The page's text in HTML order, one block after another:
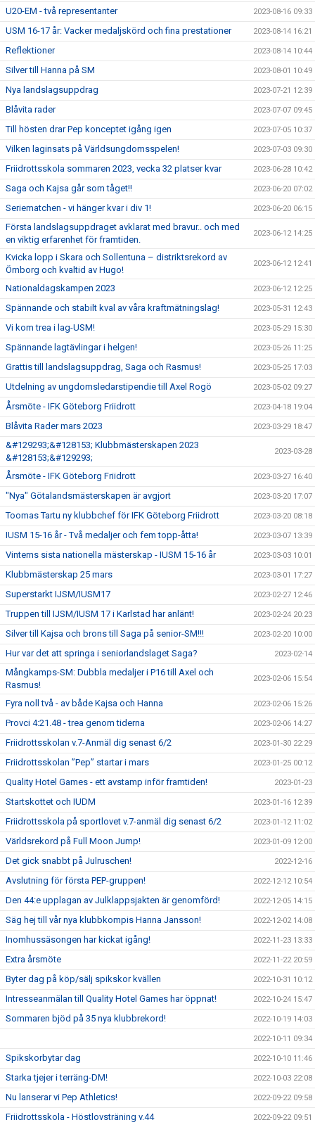
U20-EM - två representanter 2023-08-16 09:33
USM 16-17 år: Vacker medaljskörd och fina prestationer 2023-08-14 16:21
Reflektioner 2023-08-14 10:44
Silver till Hanna på SM 2023-08-01 10:49
Nya landslagsuppdrag 2023-07-21 12:39
Blåvita rader 2023-07-07 09:45
Till hösten drar Pep konceptet igång igen 2023-07-05 10:37
Vilken laginsats på Världsungdomsspelen! 2023-07-03 09:30
Friidrottsskola sommaren 2023, vecka 32 platser kvar 2023-06-28 10:42
Saga och Kajsa går som tåget!! 2023-06-20 07:02
Seriematchen - vi hänger kvar i div 1! 2023-06-20 06:15
Första landslagsuppdraget avklarat med bravur.. och med
en viktig erfarenhet för framtiden.
2023-06-12 14:25
Kvicka lopp i Skara och Sollentuna – distriktsrekord av
Örnborg och kvaltid av Hugo!
2023-06-12 12:41
Nationaldagskampen 2023 2023-06-12 12:25
Spännande och stabilt kval av våra kraftmätningslag! 2023-05-31 12:43
Vi kom trea i lag-USM! 2023-05-29 15:30
Spännande lagtävlingar i helgen! 2023-05-26 11:25
Grattis till landslagsuppdrag, Saga och Rasmus! 2023-05-25 17:03
Utdelning av ungdomsledarstipendie till Axel Rogö 2023-05-02 09:27
Årsmöte - IFK Göteborg Friidrott 2023-04-18 19:04
Blåvita Rader mars 2023 2023-03-29 18:47
&#129293;&#128153; Klubbmästerskapen 2023
&#128153;&#129293;
2023-03-28
Årsmöte - IFK Göteborg Friidrott 2023-03-27 16:40
"Nya" Götalandsmästerskapen är avgjort 2023-03-20 17:07
Toomas Tartu ny klubbchef för IFK Göteborg Friidrott 2023-03-20 08:18
IUSM 15-16 år - Två medaljer och fem topp-åtta! 2023-03-07 13:39
Vinterns sista nationella mästerskap - IUSM 15-16 år 2023-03-03 10:01
Klubbmästerskap 25 mars 2023-03-01 17:27
Superstarkt IJSM/IUSM17 2023-02-27 12:46
Truppen till IJSM/IUSM 17 i Karlstad har anlänt! 2023-02-24 20:23
Silver till Kajsa och brons till Saga på senior-SM!!! 2023-02-20 10:00
Hur var det att springa i seniorlandslaget Saga? 2023-02-14
Mångkamps-SM: Dubbla medaljer i P16 till Axel och
Rasmus!
2023-02-06 15:54
Fyra noll två - av både Kajsa och Hanna 2023-02-06 15:26
Provci 4:21.48 - trea genom tiderna 2023-02-06 14:27
Friidrottsskolan v.7-Anmäl dig senast 6/2 2023-01-30 22:29
Friidrottsskolan ”Pep” startar i mars 2023-01-25 00:12
Quality Hotel Games - ett avstamp inför framtiden! 2023-01-23
Startskottet och IUDM 2023-01-16 12:39
Friidrottsskola på sportlovet v.7-anmäl dig senast 6/2 2023-01-12 11:02
Världsrekord på Full Moon Jump! 2023-01-09 12:00
Det gick snabbt på Julruschen! 2022-12-16
Avslutning för första PEP-gruppen! 2022-12-12 10:54
Den 44:e upplagan av Julklappsjakten är genomförd! 2022-12-05 14:15
Säg hej till vår nya klubbkompis Hanna Jansson! 2022-12-02 14:08
Inomhussäsongen har kickat igång! 2022-11-23 13:33
Extra årsmöte 2022-11-22 20:59
Byter dag på köp/sälj spikskor kvällen 2022-10-31 10:12
Intresseanmälan till Quality Hotel Games har öppnat! 2022-10-24 15:47
Sommaren bjöd på 35 nya klubbrekord! 2022-10-19 14:03
2022-10-11 09:34
Spikskorbytar dag 2022-10-10 11:46
Starka tjejer i terräng-DM! 2022-10-03 22:08
Nu lanserar vi Pep Athletics! 2022-09-22 09:58
Friidrottsskola - Höstlovsträning v.44 2022-09-22 09:51